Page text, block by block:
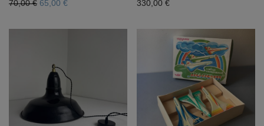
70,00€ Le prix initial était : 70,00 €.
65,00 € Le prix actuel est : 65,00 €.
330,00 €